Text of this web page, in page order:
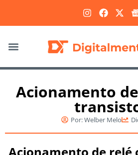
Acionamento
Por:Welber Melo